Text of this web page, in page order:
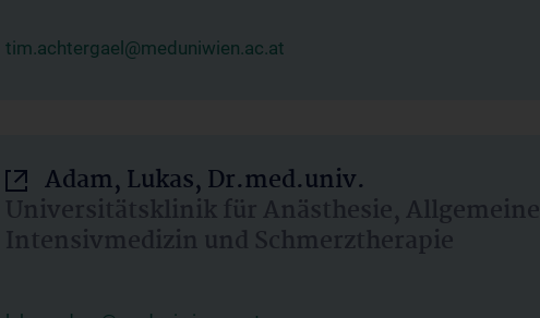
tim.achtergael@meduniwien.ac.at
Adam, Lukas, Dr.med.univ.
Universitätsklinik für Anästhesie, Allgemeine
Intensivmedizin und Schmerztherapie